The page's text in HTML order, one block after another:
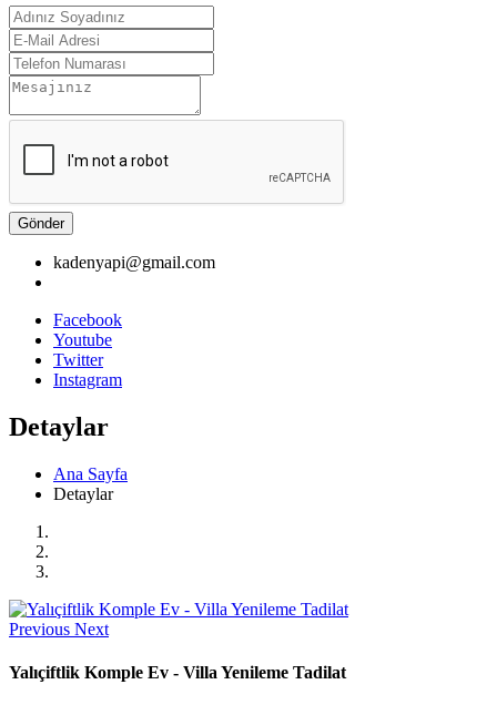
Gönder
kadenyapi@gmail.com
Facebook
Youtube
Twitter
Instagram
Detaylar
Ana Sayfa
Detaylar
Previous Next
Yalıçiftlik Komple Ev - Villa Yenileme Tadilat